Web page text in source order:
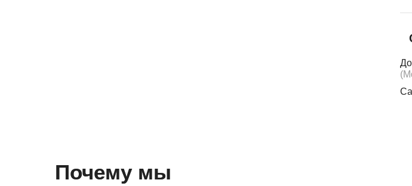
Почему мы